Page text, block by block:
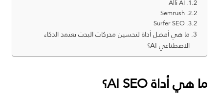
Alli AI
Semrush
Surfer SEO
ما هي أفضل أداة لتحسين محركات البحث تعتمد الذكاء
الاصطناعي AI؟
ما هي أداةAI SEO؟